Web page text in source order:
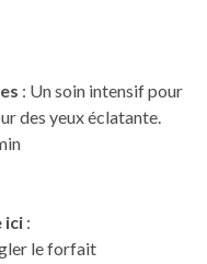
: Un soin intensif pour
des yeux éclatante.
ici :
le forfait